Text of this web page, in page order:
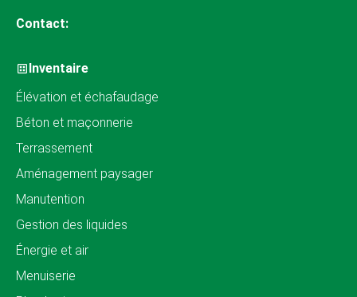
Contact:
Inventaire
Élévation et échafaudage
Béton et maçonnerie
Terrassement
Aménagement paysager
Manutention
Gestion des liquides
Énergie et air
Menuiserie